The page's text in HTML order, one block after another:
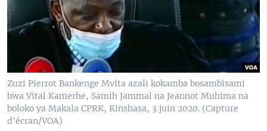
SÉCURITÉ
SCIENCE/TECHNOLOGIE
Zuzi Pierrot Bankenge Mvita azali kokamba bosambisami
bwa Vital Kamerhe, Samih Jammal na Jeannot Muhima na
boloko ya Makala CPRK, Kinshasa, 3 juin 2020. (Capture
d'écran/VOA)